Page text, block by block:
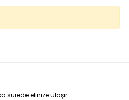
sürede elinize ulaşır.